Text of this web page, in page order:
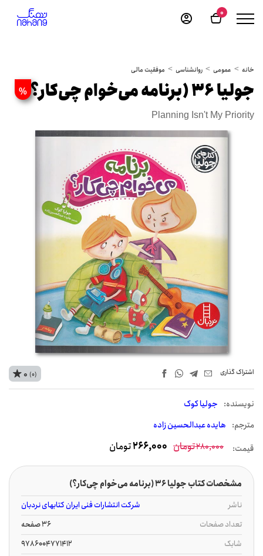
0
خانه عمومی روانشناسی موفقیت مالی
% جولیا 36 (برنامه می‌خوام چی‌کار؟)
Planning Isn't My Priority
اشتراک‌ گذاری
نويسنده: جولیا کوک
مترجم: هایده عبدالحسین زاده
0 (0)
قیمت: 280,000تومان 266,000تومان
مشخصات کتاب جولیا 36 (برنامه می‌خوام چی‌کار؟)
ناشر
شرکت انتشارات فنی ایران کتابهای نردبان
تعداد صفحات
36 صفحه
شابک
9786004771412